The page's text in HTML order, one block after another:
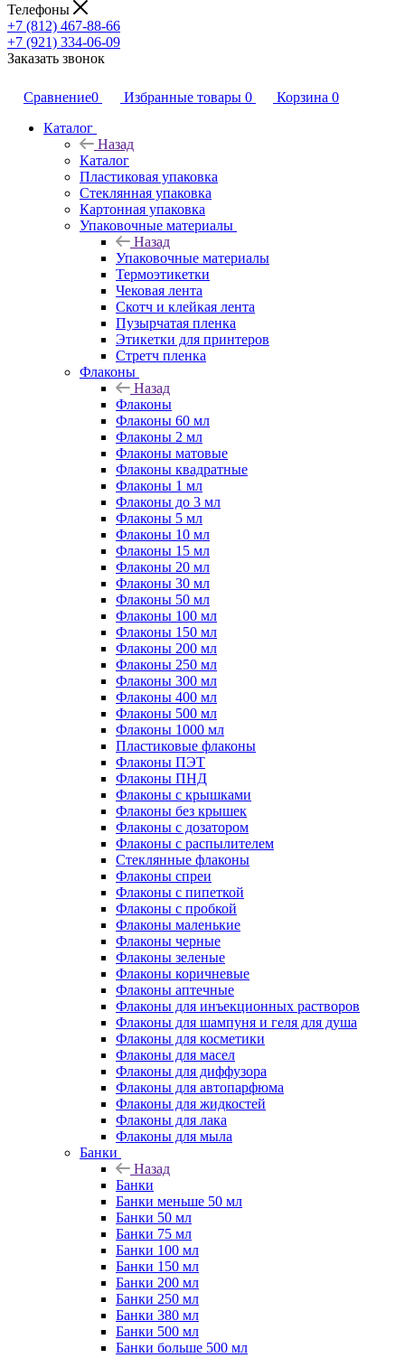
Телефоны
+7 (812) 467-88-66
+7 (921) 334-06-09
Заказать звонок
Сравнение0 Избранные товары 0 Корзина 0
Каталог
Назад
Каталог
Пластиковая упаковка
Стеклянная упаковка
Картонная упаковка
Упаковочные материалы
Назад
Упаковочные материалы
Термоэтикетки
Чековая лента
Скотч и клейкая лента
Пузырчатая пленка
Этикетки для принтеров
Стретч пленка
Флаконы
Назад
Флаконы
Флаконы 60 мл
Флаконы 2 мл
Флаконы матовые
Флаконы квадратные
Флаконы 1 мл
Флаконы до 3 мл
Флаконы 5 мл
Флаконы 10 мл
Флаконы 15 мл
Флаконы 20 мл
Флаконы 30 мл
Флаконы 50 мл
Флаконы 100 мл
Флаконы 150 мл
Флаконы 200 мл
Флаконы 250 мл
Флаконы 300 мл
Флаконы 400 мл
Флаконы 500 мл
Флаконы 1000 мл
Пластиковые флаконы
Флаконы ПЭТ
Флаконы ПНД
Флаконы с крышками
Флаконы без крышек
Флаконы с дозатором
Флаконы с распылителем
Стеклянные флаконы
Флаконы cпреи
Флаконы с пипеткой
Флаконы с пробкой
Флаконы маленькие
Флаконы черные
Флаконы зеленые
Флаконы коричневые
Флаконы аптечные
Флаконы для инъекционных растворов
Флаконы для шампуня и геля для душа
Флаконы для косметики
Флаконы для масел
Флаконы для диффузора
Флаконы для автопарфюма
Флаконы для жидкостей
Флаконы для лака
Флаконы для мыла
Банки
Назад
Банки
Банки меньше 50 мл
Банки 50 мл
Банки 75 мл
Банки 100 мл
Банки 150 мл
Банки 200 мл
Банки 250 мл
Банки 380 мл
Банки 500 мл
Банки больше 500 мл